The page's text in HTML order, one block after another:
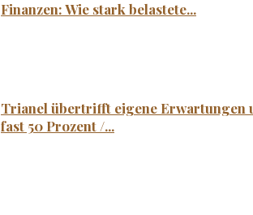
Finanzen: Wie stark belastete...
Trianel übertrifft eigene Erwartungen
fast 50 Prozent /...